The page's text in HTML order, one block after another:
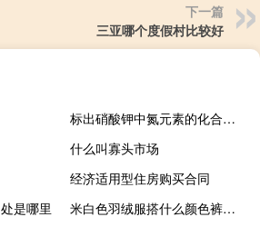
下一篇
三亚哪个度假村比较好
标出硝酸钾中氮元素的化合价为多少（标出硝酸钾中氮元素的化合价）
什么叫寡头市场
经济适用型住房购买合同
是哪里
米白色羽绒服搭什么颜色裤子好看